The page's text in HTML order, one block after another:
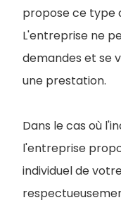
propose ce type
L'entreprise ne
demandes et se
une prestation.
Dans le cas où
l'entreprise
individuel de